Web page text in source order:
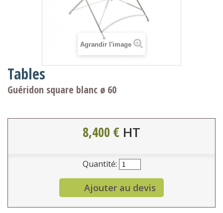
Agrandir l'image
Tables
Guéridon square blanc ø 60
8,400 € HT
Quantité:
Ajouter au devis